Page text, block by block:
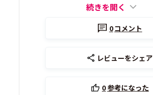
続きを開く
0コメント
レビューをシェア
0参考になった